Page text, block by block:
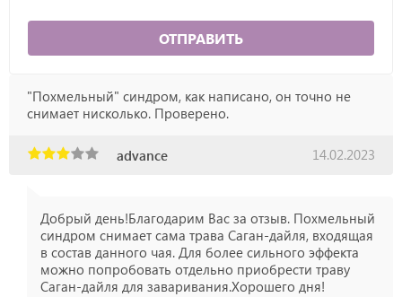
ОТПРАВИТЬ
"Похмельный" синдром, как написано, он точно не
снимает нисколько. Проверено.
advance 14.02.2023
Добрый день!Благодарим Вас за отзыв. Похмельный
синдром снимает сама трава Саган-дайля, входящая
в состав данного чая. Для более сильного эффекта
можно попробовать отдельно приобрести траву
Саган-дайля для заваривания.Хорошего дня!